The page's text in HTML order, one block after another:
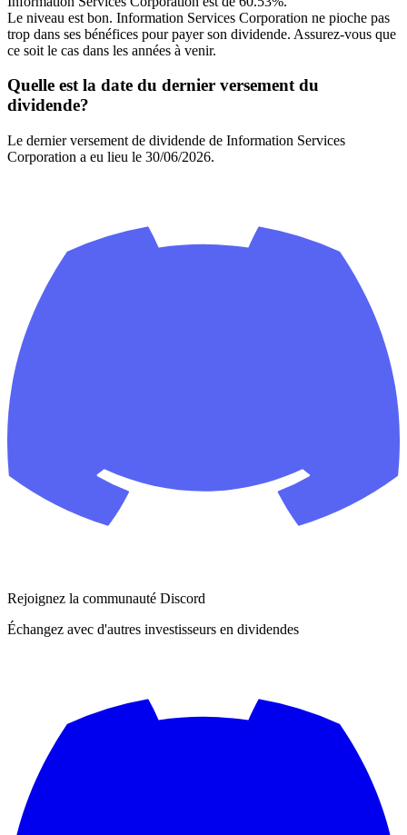
Le niveau est bon. Information Services Corporation ne pioche pas
trop dans ses bénéfices pour payer son dividende. Assurez-vous que
ce soit le cas dans les années à venir.
Quelle est la date du dernier versement du
dividende?
Le dernier versement de dividende de Information Services
Corporation a eu lieu le 30/06/2026.
Rejoignez la communauté Discord
Échangez avec d'autres investisseurs en dividendes